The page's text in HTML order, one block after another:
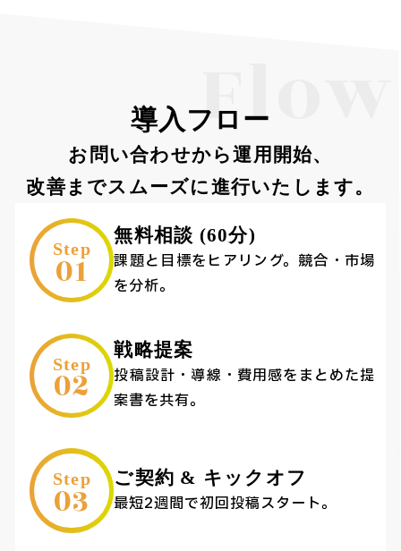
Flow
導入フロー
お問い合わせから運用開始、
改善までスムーズに進行いたします。
Step
01
無料相談 (60分)
課題と目標をヒアリング。競合・市場
を分析。
Step
02
戦略提案
投稿設計・導線・費用感をまとめた提
案書を共有。
Step
03
ご契約 & キックオフ
最短2週間で初回投稿スタート。